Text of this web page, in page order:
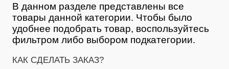
В данном разделе представлены все
товары данной категории. Чтобы было
удобнее подобрать товар, воспользуйтесь
фильтром либо выбором подкатегории.
КАК СДЕЛАТЬ ЗАКАЗ?